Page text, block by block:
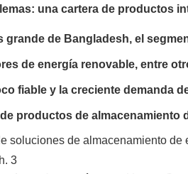
una cartera de productos
de Bangladesh, el
de energía renovable, entre
fiable y la creciente demanda
productos de